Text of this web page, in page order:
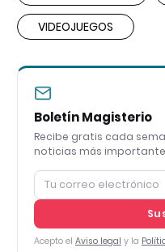
VIDEOJUEGOS
Boletín Magisterio
Recibe gratis cada
noticias más
Acepto el Aviso legal y la